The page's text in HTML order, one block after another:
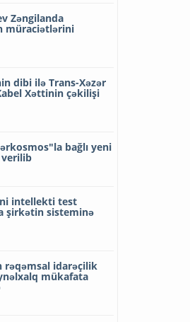
Zəngilanda
müraciətlərini
dibi ilə Trans-Xəzər
Xəttinin çəkilişi
bağlı yeni
intellekti test
şirkətin sisteminə
rəqəmsal idarəçilik
mükafata